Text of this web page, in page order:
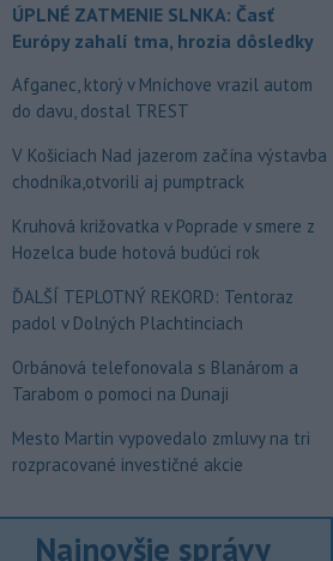
ÚPLNÉ ZATMENIE SLNKA: Časť
Európy zahalí tma, hrozia dôsledky
Afganec, ktorý v Mníchove vrazil autom
do davu, dostal TREST
V Košiciach Nad jazerom začína výstavba
chodníka,otvorili aj pumptrack
Kruhová križovatka v Poprade v smere z
Hozelca bude hotová budúci rok
ĎALŠÍ TEPLOTNÝ REKORD: Tentoraz
padol v Dolných Plachtinciach
Orbánová telefonovala s Blanárom a
Tarabom o pomoci na Dunaji
Mesto Martin vypovedalo zmluvy na tri
rozpracované investičné akcie
Najnovšie správy